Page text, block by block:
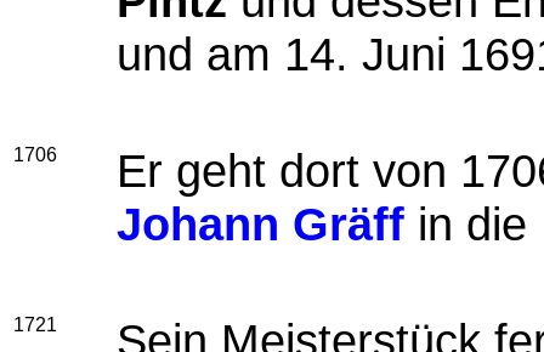
und am 14. Juni
1706
Er geht dort von
Johann Gräff in die
1721
Sein Meisterstück